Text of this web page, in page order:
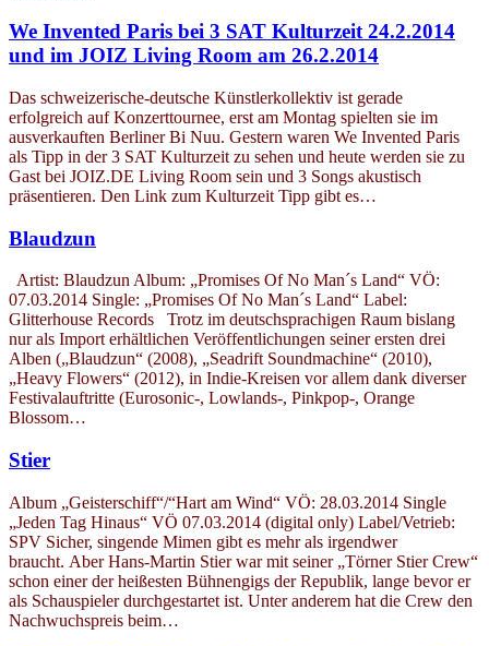
We Invented Paris bei 3 SAT Kulturzeit 24.2.2014
und im JOIZ Living Room am 26.2.2014
Das schweizerische-deutsche Künstlerkollektiv ist gerade
erfolgreich auf Konzerttournee, erst am Montag spielten sie im
ausverkauften Berliner Bi Nuu. Gestern waren We Invented Paris
als Tipp in der 3 SAT Kulturzeit zu sehen und heute werden sie zu
Gast bei JOIZ.DE Living Room sein und 3 Songs akustisch
präsentieren. Den Link zum Kulturzeit Tipp gibt es…
Blaudzun
Artist: Blaudzun Album: „Promises Of No Man´s Land“ VÖ:
07.03.2014 Single: „Promises Of No Man´s Land“ Label:
Glitterhouse Records Trotz im deutschsprachigen Raum bislang
nur als Import erhältlichen Veröffentlichungen seiner ersten drei
Alben („Blaudzun“ (2008), „Seadrift Soundmachine“ (2010),
„Heavy Flowers“ (2012), in Indie-Kreisen vor allem dank diverser
Festivalauftritte (Eurosonic-, Lowlands-, Pinkpop-, Orange
Blossom…
Stier
Album „Geisterschiff“/“Hart am Wind“ VÖ: 28.03.2014 Single
„Jeden Tag Hinaus“ VÖ 07.03.2014 (digital only) Label/Vetrieb:
SPV Sicher, singende Mimen gibt es mehr als irgendwer
braucht. Aber Hans-Martin Stier war mit seiner „Törner Stier Crew“
schon einer der heißesten Bühnengigs der Republik, lange bevor er
als Schauspieler durchgestartet ist. Unter anderem hat die Crew den
Nachwuchspreis beim…